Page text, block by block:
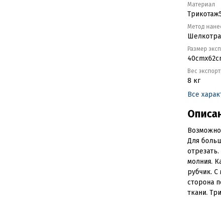
Материал
Метод
Размер
Вес
8 кг
Все
Для
молния.
рубчик. С
сторона
ткани.